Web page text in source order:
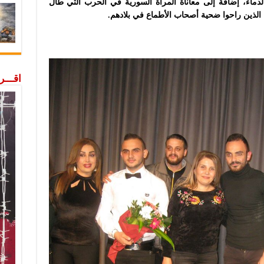
إضافة إلى معاناة المرأة السورية في الحرب التي طال
الذين راحوا ضحية أصحاب الأطماع في بلادهم.